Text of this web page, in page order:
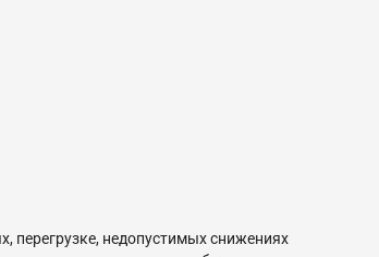
перегрузке, недопустимых снижениях